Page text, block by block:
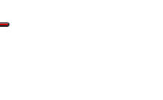
Поиск